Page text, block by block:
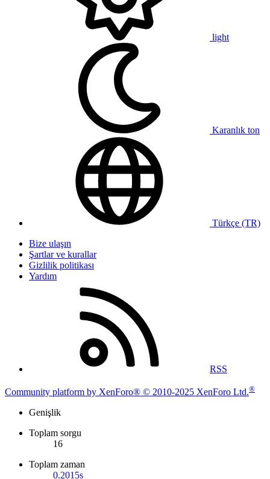
light
Karanlık ton
Türkçe (TR)
Bize ulaşın
Şartlar ve kurallar
Gizlilik politikası
Yardım
RSS
Community platform by XenForo® © 2010-2025 XenForo Ltd.®
Genişlik
Toplam sorgu
16
Toplam zaman
0.2015s